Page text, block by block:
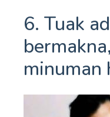
6. Tuak
minuman